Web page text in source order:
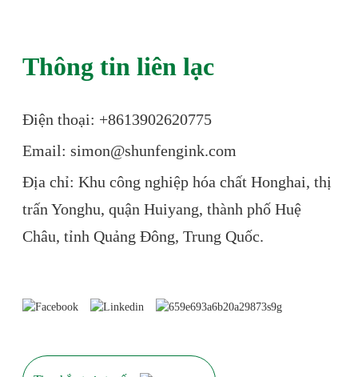
Thông tin liên lạc
Điện thoại: +8613902620775
Email: simon@shunfengink.com
Địa chỉ: Khu công nghiệp hóa chất Honghai, thị
trấn Yonghu, quận Huiyang, thành phố Huệ
Châu, tỉnh Quảng Đông, Trung Quốc.